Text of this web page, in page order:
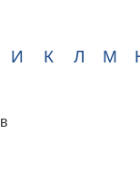
И К Л М